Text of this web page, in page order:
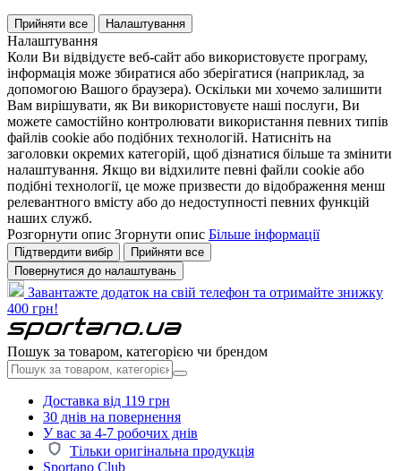
Прийняти все Налаштування
Налаштування
Коли Ви відвідуєте веб-сайт або використовуєте програму,
інформація може збиратися або зберігатися (наприклад, за
допомогою Вашого браузера). Оскільки ми хочемо залишити
Вам вирішувати, як Ви використовуєте наші послуги, Ви
можете самостійно контролювати використання певних типів
файлів cookie або подібних технологій. Натисніть на
заголовки окремих категорій, щоб дізнатися більше та змінити
налаштування. Якщо ви відхилите певні файли cookie або
подібні технології, це може призвести до відображення менш
релевантного вмісту або до недоступності певних функцій
наших служб.
Розгорнути опис Згорнути опис Більше інформації
Підтвердити вибір
Прийняти все
Повернутися до налаштувань
Завантажте додаток на свій телефон та отримайте знижку
400 грн!
Пошук за товаром, категорією чи брендом
Доставка від 119 грн
30 днів на повернення
У вас за 4-7 робочих днів
Тільки оригінальна продукція
Sportano Club